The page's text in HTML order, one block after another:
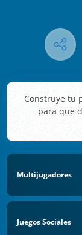
Construye tu
para que
Multijugadores
Juegos Sociales